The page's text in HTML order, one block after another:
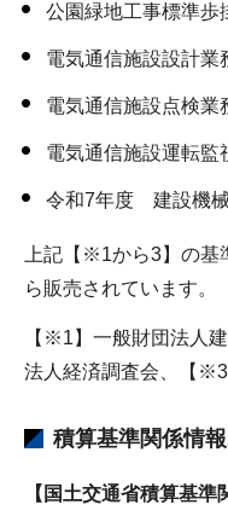
公園緑地工事標準歩
電気通信施設設計業
電気通信施設点検業
電気通信施設運転監
令和7年度 建設機
上記【※1から3】の基
ら販売されています。
【※1】一般財団法人
法人経済調査会、【
積算基準関係情
【国土交通省積算基準